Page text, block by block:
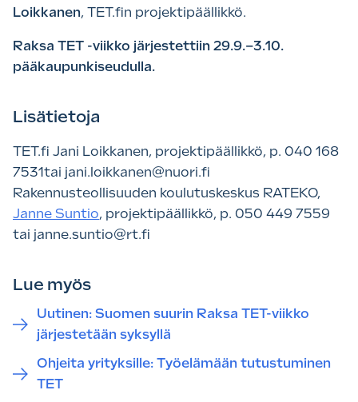
Loikkanen, TET.fin projektipäällikkö.
Raksa TET -viikko järjestettiin 29.9.–3.10.
pääkaupunkiseudulla.
Lisätietoja
TET.fi Jani Loikkanen, projektipäällikkö, p. 040 168
7531tai jani.loikkanen@nuori.fi
Rakennusteollisuuden koulutuskeskus RATEKO,
Janne Suntio, projektipäällikkö, p. 050 449 7559
tai janne.suntio@rt.fi
Lue myös
Uutinen: Suomen suurin Raksa TET-viikko
järjestetään syksyllä
Ohjeita yrityksille: Työelämään tutustuminen
TET